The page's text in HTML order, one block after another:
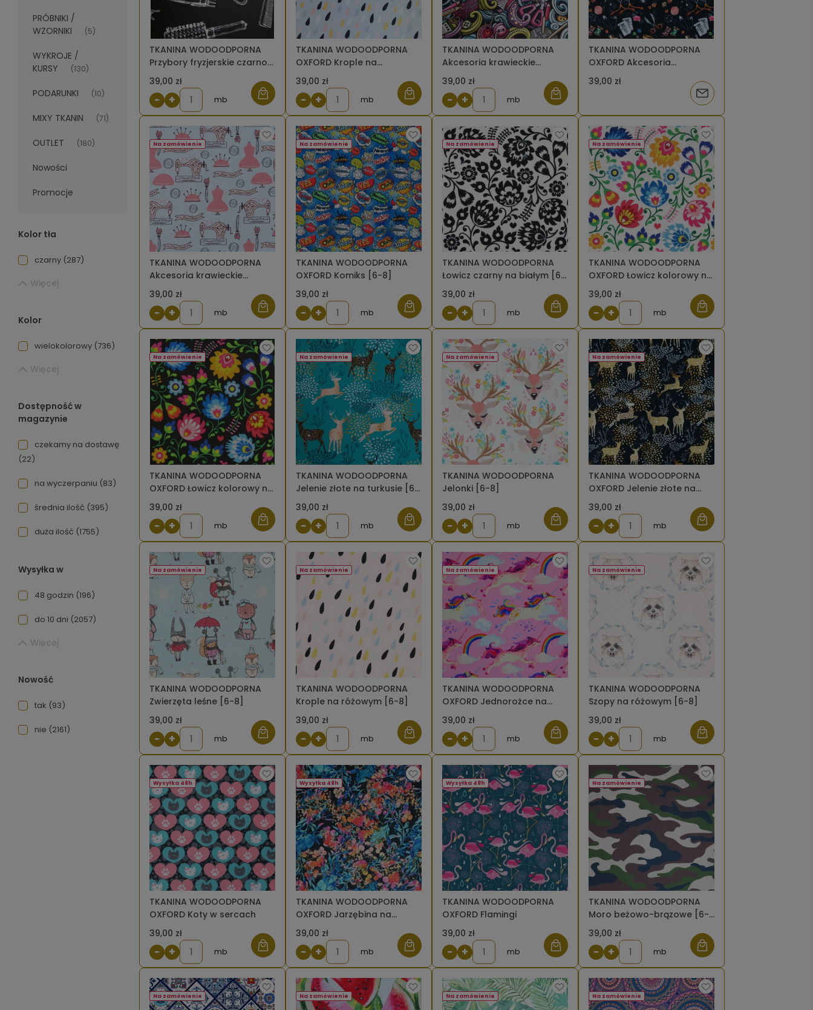
PRÓBNIKI /
WZORNIKI
(5)
WYKROJE /
KURSY
(130)
PODARUNKI (10)
MIXY TKANIN (71)
OUTLET (180)
Nowości
Promocje
Kolor tła
czarny (287)
Więcej
Kolor
wielokolorowy (736)
Więcej
Dostępność w
magazynie
czekamy na dostawę
(22)
na wyczerpaniu (83)
średnia ilość (395)
duża ilość (1755)
Wysyłka w
48 godzin (196)
do 10 dni (2057)
Więcej
Nowość
tak (93)
nie (2161)
TKANINA WODOODPORNA
Przybory fryzjerskie czarno-
białe [6-8]
39,00 zł
− + mb
TKANINA WODOODPORNA
OXFORD Krople na
błękitnym [6-8]
39,00 zł
− + mb
TKANINA WODOODPORNA
Akcesoria krawieckie
miszmasz [6-8]
39,00 zł
− + mb
TKANINA WODOODPORNA
OXFORD Akcesoria
krawieckie na czarnym
39,00 zł
Powiadom
o
dostępności
TKANINA WODOODPORNA
Akcesoria krawieckie
vintage [6-8]
39,00 zł
Na zamówienie
− + mb
TKANINA WODOODPORNA
OXFORD Komiks [6-8]
39,00 zł
Na zamówienie
− + mb
TKANINA WODOODPORNA
Łowicz czarny na białym [6-
8]
39,00 zł
Na zamówienie
− + mb
TKANINA WODOODPORNA
OXFORD Łowicz kolorowy na
białym [6-8]
39,00 zł
Na zamówienie
− + mb
TKANINA WODOODPORNA
OXFORD Łowicz kolorowy na
czarnym [6-8]
39,00 zł
Na zamówienie
− + mb
TKANINA WODOODPORNA
Jelenie złote na turkusie [6-
8]
39,00 zł
Na zamówienie
− + mb
TKANINA WODOODPORNA
Jelonki [6-8]
39,00 zł
Na zamówienie
− + mb
TKANINA WODOODPORNA
OXFORD Jelenie złote na
czarnym [6-8]
39,00 zł
Na zamówienie
− + mb
TKANINA WODOODPORNA
Zwierzęta leśne [6-8]
39,00 zł
Na zamówienie
− + mb
TKANINA WODOODPORNA
Krople na różowym [6-8]
39,00 zł
Na zamówienie
− + mb
TKANINA WODOODPORNA
OXFORD Jednorożce na
różowym [6-8]
39,00 zł
Na zamówienie
− + mb
TKANINA WODOODPORNA
Szopy na różowym [6-8]
39,00 zł
Na zamówienie
− + mb
TKANINA WODOODPORNA
OXFORD Koty w sercach
39,00 zł
Wysyłka 48h
− + mb
TKANINA WODOODPORNA
OXFORD Jarzębina na
czarnym
39,00 zł
Wysyłka 48h
− + mb
TKANINA WODOODPORNA
OXFORD Flamingi
39,00 zł
Wysyłka 48h
− + mb
TKANINA WODOODPORNA
Moro beżowo-brązowe [6-
8]
39,00 zł
Na zamówienie
− + mb
Na zamówienie Na zamówienie Na zamówienie Na zamówienie